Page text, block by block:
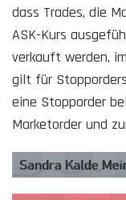
dass Trades, die
ASK-Kurs
verkauft werden,
gilt für
eine Stopporder
Marketorder und